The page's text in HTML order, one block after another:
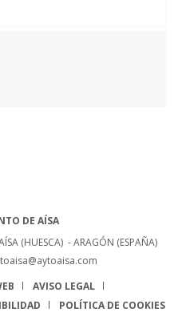
DE AÍSA
(HUESCA) - ARAGÓN (ESPAÑA)
AVISO LEGAL
POLÍTICA DE COOKIES